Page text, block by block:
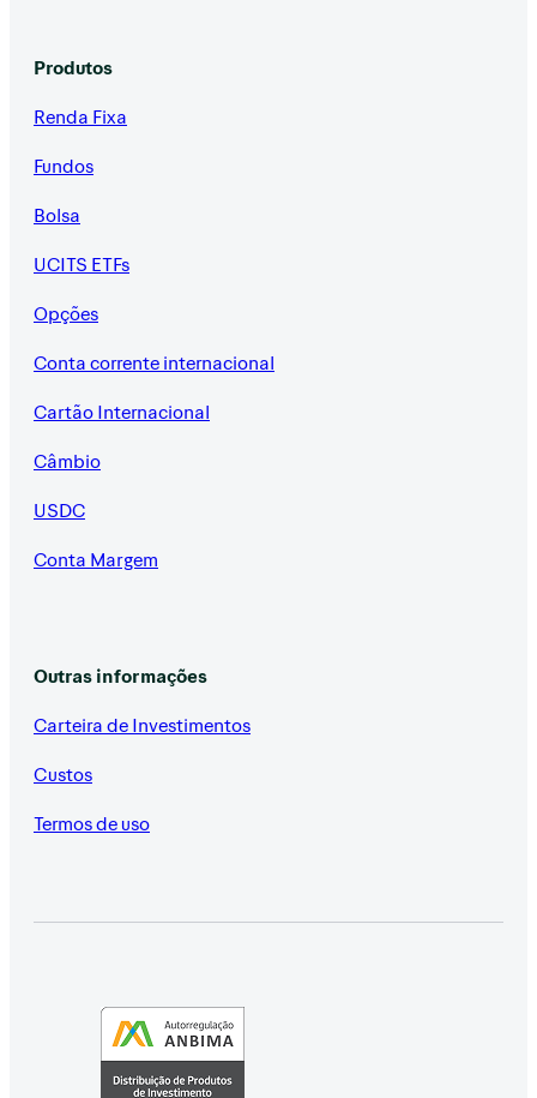
Produtos
Renda Fixa
Fundos
Bolsa
UCITS ETFs
Opções
Conta corrente internacional
Cartão Internacional
Câmbio
USDC
Conta Margem
Outras informações
Carteira de Investimentos
Custos
Termos de uso